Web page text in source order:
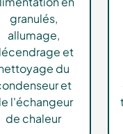
granulés,
allumage,
et
du
et
l'échangeur
de chaleur